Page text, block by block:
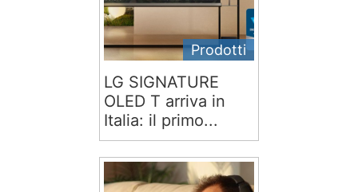
Prodotti
LG SIGNATURE
OLED T arriva in
Italia: il primo...